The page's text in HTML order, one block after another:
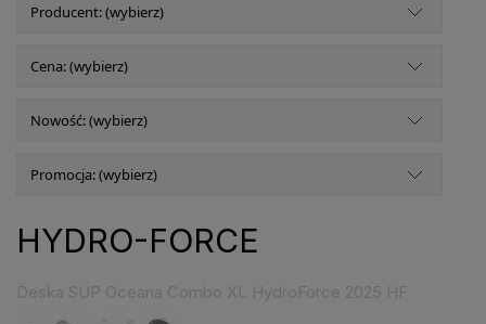
Producent: (wybierz)
Cena: (wybierz)
Nowość: (wybierz)
Promocja: (wybierz)
HYDRO-FORCE